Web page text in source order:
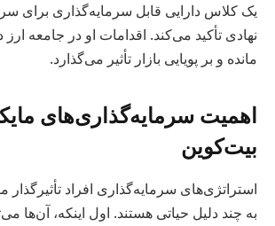
یک کلاس دارایی قابل سرمایه‌گذاری برای
نهادی تأکید می‌کند. اقدامات او در جامعه ارز
مانده و بر پویایی بازار تأثیر می‌گذارد.
اهمیت سرمایه‌گذاری‌های
بیت‌کوین
استراتژی‌های سرمایه‌گذاری افراد تأثیرگذار
به چند دلیل حیاتی هستند. اول اینکه، آن‌ها